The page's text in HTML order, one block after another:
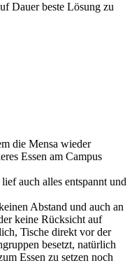
Dauer beste Lösung zu
die Mensa wieder
Essen am Campus
auch alles entspannt und
Abstand und auch an
keine Rücksicht auf
Tische direkt vor der
besetzt, natürlich
Essen zu setzen noch